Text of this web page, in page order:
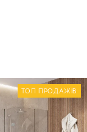
ТОП ПРОДАЖІВ